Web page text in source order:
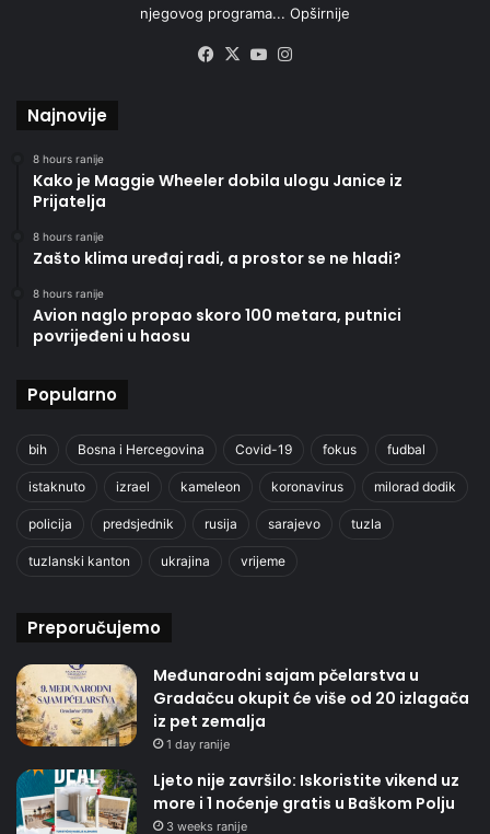
njegovog programa... Opširnije
Facebook
X YouTube
Najnovije
8 hours ranije
Kako je Maggie Wheeler dobila ulogu Janice iz
Prijatelja
8 hours ranije
Zašto klima uređaj radi, a prostor se ne hladi?
8 hours ranije
Avion naglo propao skoro 100 metara, putnici
povrijeđeni u haosu
Popularno
bih Bosna i Hercegovina Covid-19 fokus fudbal
istaknuto izrael kameleon koronavirus milorad dodik
policija predsjednik rusija sarajevo tuzla
tuzlanski kanton ukrajina vrijeme
Preporučujemo
Međunarodni sajam pčelarstva u
Gradačcu okupit će više od 20 izlagača
iz pet zemalja
1 day ranije
Ljeto nije završilo: Iskoristite vikend uz
more i 1 noćenje gratis u Baškom Polju
3 weeks ranije